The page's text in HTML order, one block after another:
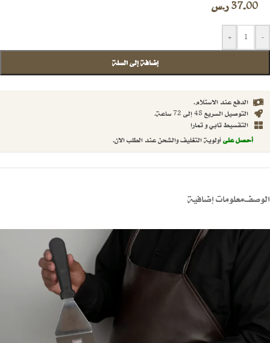
37.00ر.س
-
+
إضافة إلى السلة
الدفع عند الاستلام.
التوصيل السريع 48 إلى 72 ساعة.
التقسيط تابي و تمارا
أحصل علىأولوية التغليف والشحن عند الطلب الان.
الوصفمعلومات إضافية